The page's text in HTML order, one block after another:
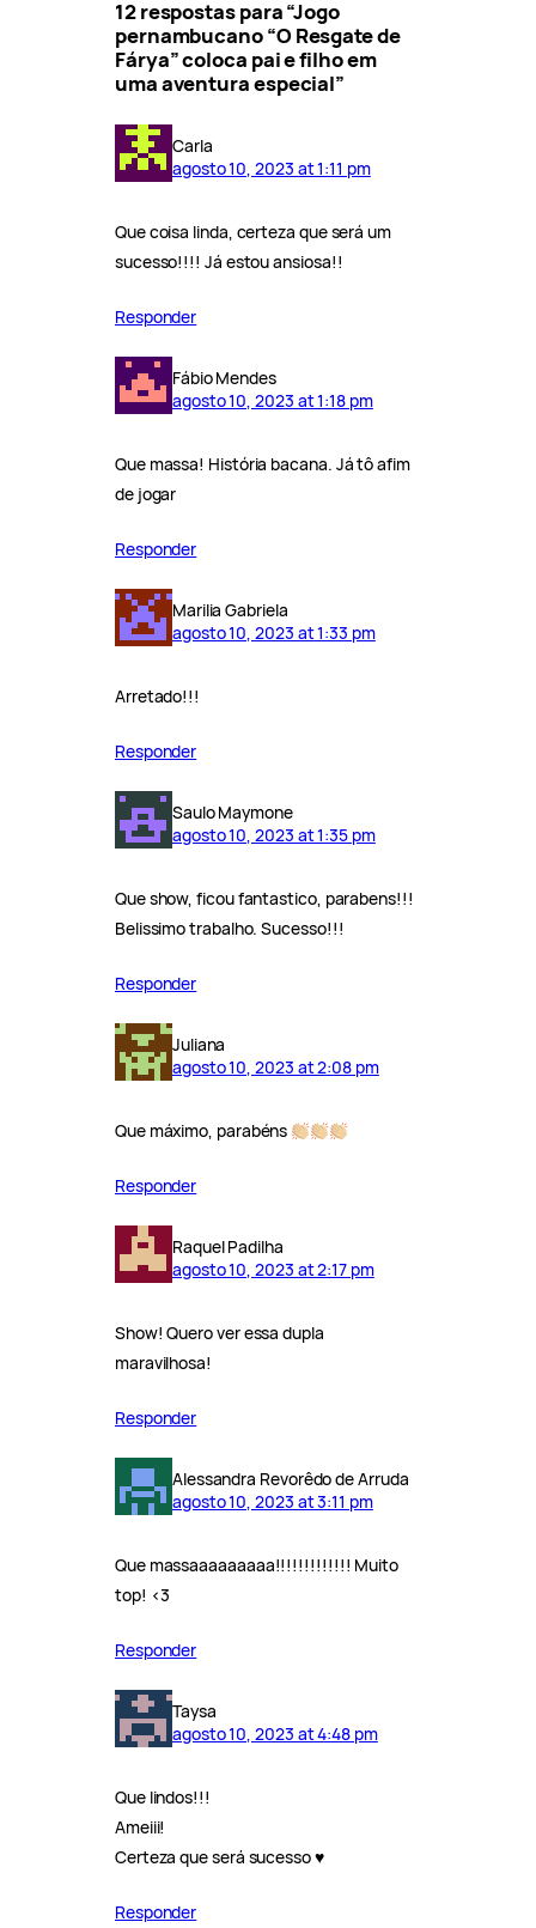
12 respostas para “Jogo
pernambucano “O Resgate de
Fárya” coloca pai e filho em
uma aventura especial”
Carla
agosto 10, 2023 at 1:11 pm
Que coisa linda, certeza que será um
sucesso!!!! Já estou ansiosa!!
Responder
Fábio Mendes
agosto 10, 2023 at 1:18 pm
Que massa! História bacana. Já tô afim
de jogar
Responder
Marilia Gabriela
agosto 10, 2023 at 1:33 pm
Arretado!!!
Responder
Saulo Maymone
agosto 10, 2023 at 1:35 pm
Que show, ficou fantastico, parabens!!!
Belissimo trabalho. Sucesso!!!
Responder
Juliana
agosto 10, 2023 at 2:08 pm
Que máximo, parabéns
Responder
Raquel Padilha
agosto 10, 2023 at 2:17 pm
Show! Quero ver essa dupla
maravilhosa!
Responder
Alessandra Revorêdo de Arruda
agosto 10, 2023 at 3:11 pm
Que massaaaaaaaaa!!!!!!!!!!!!! Muito
top! <3
Responder
Taysa
agosto 10, 2023 at 4:48 pm
Que lindos!!!
Ameiii!
Certeza que será sucesso ♥️
Responder